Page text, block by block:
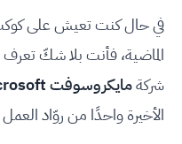
في حال كنت تعيش على
الماضية، فأنت بلا شكّ
شركةمايكروسوفت Microsoft
الأخيرة واحدًا من روّاد العمل